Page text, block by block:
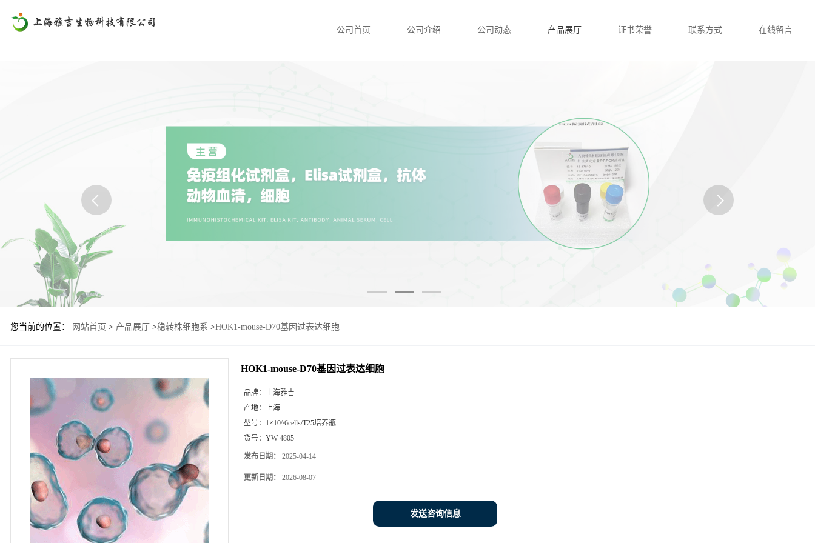
公司首页 公司介绍 公司动态 产品展厅 证书荣誉 联系方式 在线留言
您当前的位置： 网站首页 > 产品展厅 >稳转株细胞系 >HOK1-mouse-D70基因过表达细胞
HOK1-mouse-D70基因过表达细胞
品牌： 上海雅吉
产地： 上海
型号： 1×10^6cells/T25培养瓶
货号： YW-4805
发布日期： 2025-04-14
更新日期： 2026-08-07
发送咨询信息